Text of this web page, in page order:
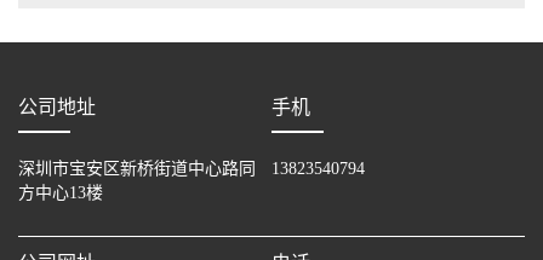
公司地址
深圳市宝安区新桥街道中心路同
方中心13楼
手机
13823540794